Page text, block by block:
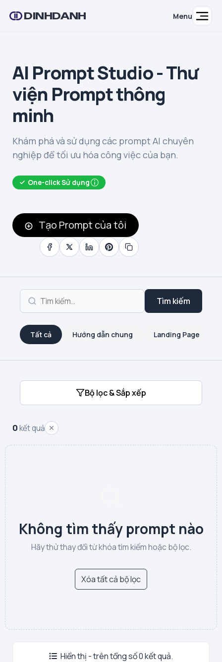
DINHDANH Menu
AI Prompt Studio - Thư
viện Prompt thông
minh
Khám phá và sử dụng các prompt AI chuyên
nghiệp để tối ưu hóa công việc của bạn.
One-click Sử dụng
Tạo Prompt của tôi
Tìm kiếm
Tất cả Hướng dẫn chung Landing Page
Bộ lọc & Sắp xếp
0kết quả
Không tìm thấy prompt nào
Hãy thử thay đổi từ khóa tìm kiếm hoặc bộ lọc.
Xóa tất cả bộ lọc
Hiển thị - trên tổng số 0 kết quả.